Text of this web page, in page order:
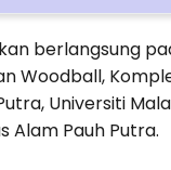
berlangsung
Woodball,
Universiti
Alam Pauh Putra.